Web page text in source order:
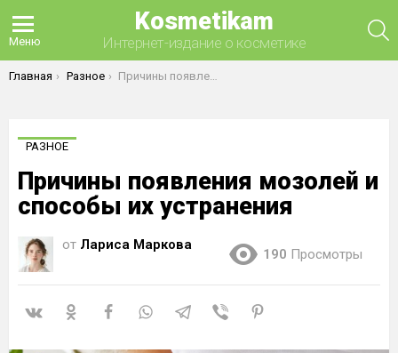
Меню
Kosmetikam
Интернет-издание о косметике
Вы здесь:
Главная Разное Причины появления мозолей и способы их устранения
РАЗНОЕ
Причины появления мозолей и
способы их устранения
от Лариса Маркова
190 Просмотры